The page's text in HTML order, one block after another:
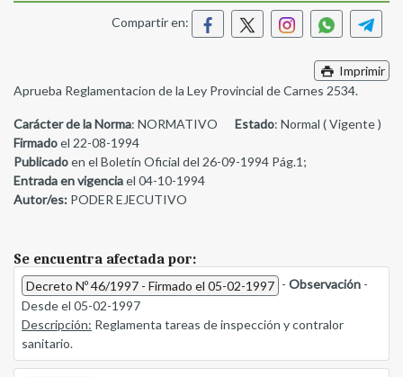
Compartir en:
Imprimir
Aprueba Reglamentacion de la Ley Provincial de Carnes 2534.
Carácter de la Norma: NORMATIVO Estado: Normal ( Vigente )
Firmadoel 22-08-1994
Publicadoen el Boletín Oficial del 26-09-1994 Pág.1;
Entrada en vigenciael 04-10-1994
Autor/es: PODER EJECUTIVO
Se encuentra afectada por:
Decreto Nº 46/1997 - Firmado el 05-02-1997 - Observación -
Desde el 05-02-1997
Descripción: Reglamenta tareas de inspección y contralor
sanitario.